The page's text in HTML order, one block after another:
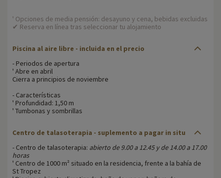
' Opciones de media pensión: desayuno y cena, bebidas excluidas
✔ Reserva en línea tras seleccionar tu alojamiento
Piscina al aire libre - incluida en el precio
- Periodos de apertura
' Abre en abril
Cierra a principios de noviembre
- Características
' Profundidad: 1,50 m
' Tumbonas y sombrillas
Centro de talasoterapia - suplemento a pagar in situ
- Centro de talasoterapia: abierto de 9.00 a 12.45 y de 14.00 a 17.00
horas
' Centro de 1000 m² situado en la residencia, frente a la bahía de
St Tropez